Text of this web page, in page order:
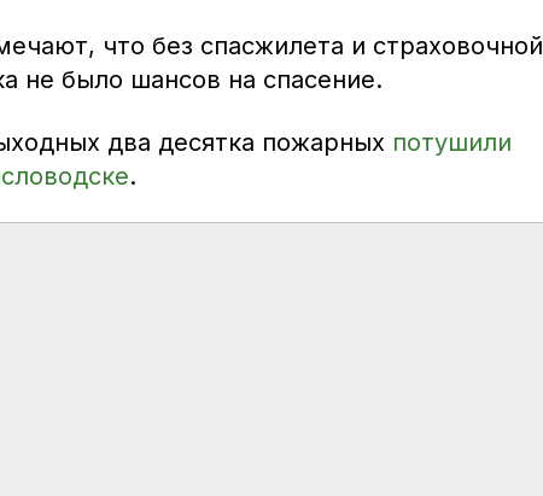
что без спасжилета и страховочной
не было шансов на спасение.
два десятка пожарных потушили
.